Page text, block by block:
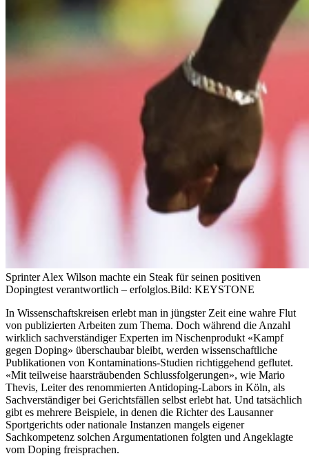
Sprinter Alex Wilson machte ein Steak für seinen positiven
Dopingtest verantwortlich – erfolglos.Bild: KEYSTONE
In Wissenschaftskreisen erlebt man in jüngster Zeit eine wahre Flut
von publizierten Arbeiten zum Thema. Doch während die Anzahl
wirklich sachverständiger Experten im Nischenprodukt «Kampf
gegen Doping» überschaubar bleibt, werden wissenschaftliche
Publikationen von Kontaminations-Studien richtiggehend geflutet.
«Mit teilweise haarsträubenden Schlussfolgerungen», wie Mario
Thevis, Leiter des renommierten Antidoping-Labors in Köln, als
Sachverständiger bei Gerichtsfällen selbst erlebt hat. Und tatsächlich
gibt es mehrere Beispiele, in denen die Richter des Lausanner
Sportgerichts oder nationale Instanzen mangels eigener
Sachkompetenz solchen Argumentationen folgten und Angeklagte
vom Doping freisprachen.